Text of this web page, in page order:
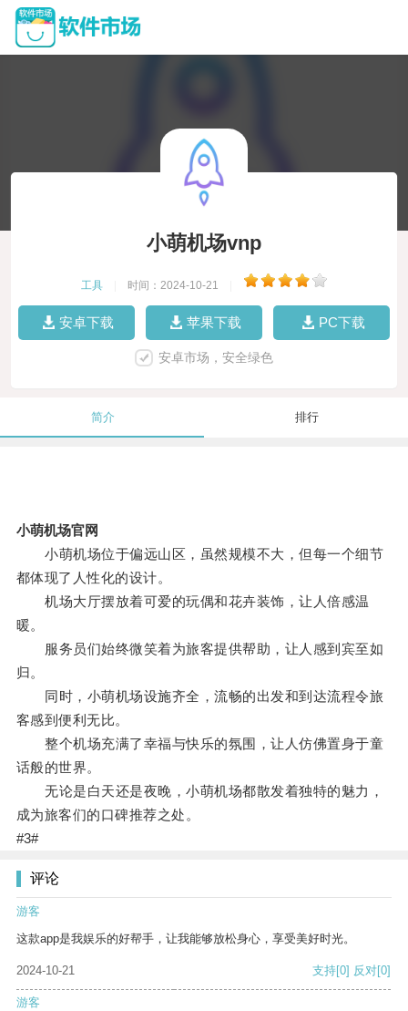
小萌机场vnp
工具 时间：2024-10-21
安卓下载 苹果下载 PC下载
安卓市场，安全绿色
简介 排行
小萌机场官网
小萌机场位于偏远山区，虽然规模不大，但每一个细节
都体现了人性化的设计。
机场大厅摆放着可爱的玩偶和花卉装饰，让人倍感温
暖。
服务员们始终微笑着为旅客提供帮助，让人感到宾至如
归。
同时，小萌机场设施齐全，流畅的出发和到达流程令旅
客感到便利无比。
整个机场充满了幸福与快乐的氛围，让人仿佛置身于童
话般的世界。
无论是白天还是夜晚，小萌机场都散发着独特的魅力，
成为旅客们的口碑推荐之处。
#3#
评论
游客
这款app是我娱乐的好帮手，让我能够放松身心，享受美好时光。
2024-10-21 支持[0] 反对[0]
游客